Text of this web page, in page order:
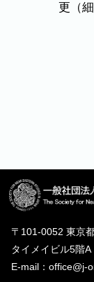
更（
〒101-0052 東京
タイメイビル5階
E-mail：office@j-